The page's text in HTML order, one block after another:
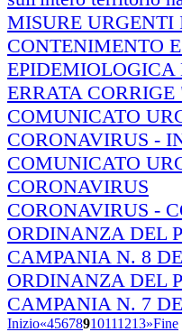
MISURE
CONTENIMENTO
EPIDEMIOLOGICA
ERRATA
COMUNICATO
CORONAVIRUS -
COMUNICATO
CORONAVIRUS
CORONAVIRUS -
ORDINANZA DEL
CAMPANIA N. 8
ORDINANZA DEL
CAMPANIA N. 7
Inizio«45678910111213»Fine